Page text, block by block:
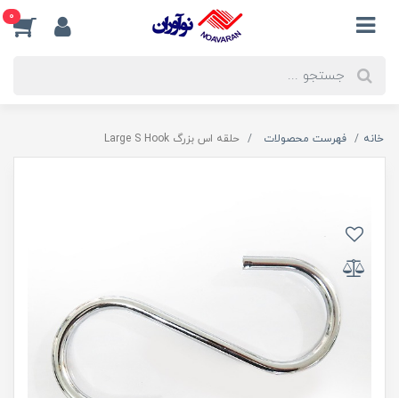
0
خانه فهرست محصولات حلقه اس بزرگ Large S Hook